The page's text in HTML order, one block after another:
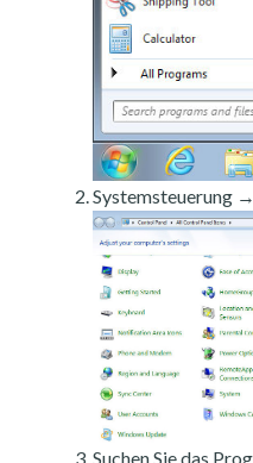
Systemsteuerung
Suchen Sie das